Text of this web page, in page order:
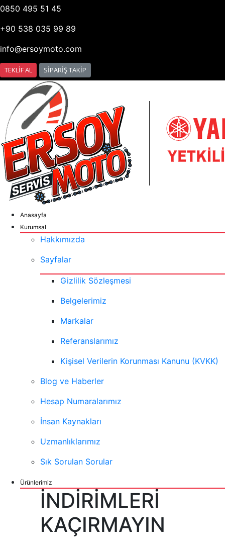
0850 495 51 45
+90 538 035 99 89
info@ersoymoto.com
TEKLİF AL SİPARİŞ TAKİP
Anasayfa
Kurumsal
Hakkımızda
Sayfalar
Gizlilik Sözleşmesi
Belgelerimiz
Markalar
Referanslarımız
Kişisel Verilerin Korunması Kanunu (KVKK)
Blog ve Haberler
Hesap Numaralarımız
İnsan Kaynakları
Uzmanlıklarımız
Sık Sorulan Sorular
Ürünlerimiz
İNDİRİMLERİ
KAÇIRMAYIN